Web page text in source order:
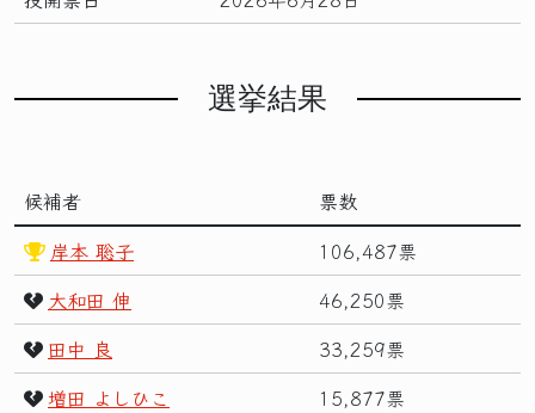
選挙結果
候補者
票数
岸本 聡子
106,487票
大和田 伸
46,250票
田中 良
33,259票
増田 よしひこ
15,877票